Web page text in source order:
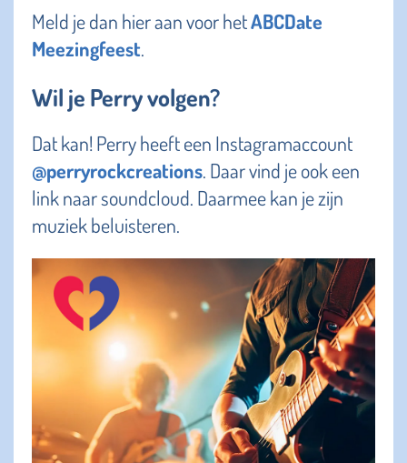
Meld je dan hier aan voor hetABCDate
Meezingfeest.
Wil je Perry volgen?
Dat kan! Perry heeft een Instagramaccount
@perryrockcreations. Daar vind je ook een
link naar soundcloud. Daarmee kan je zijn
muziek beluisteren.